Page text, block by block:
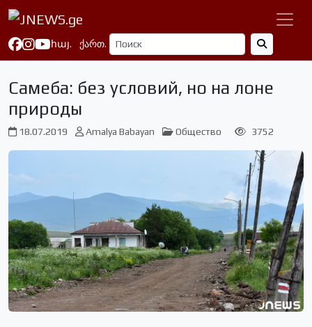
հայ. ქართ.
Самеба: без условий, но на лоне
природы
18.07.2019 Amalya Babayan Общество 3752